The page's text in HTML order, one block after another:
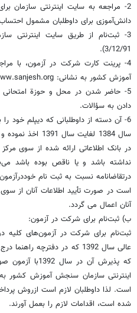
2- مراجعه به سایت اینترنتی سازمان
دانش‌آموزی برای داوطلبان مشمول
3/12/91).
4- پرینت کارت‌ شرکت در‌ آزمون، با
آموزش کشور‌ به نشانی: www.sanjesh.org در موعد مقرر.
5- حاضر شدن در محل‌ و حوزة
دادن به سؤالات.
6- آن دسته از داوطلبانی که دیپلم
سال 1384 لغایت
در بانک اطلاعاتی ارائه شده از سوی
نداشته باشد و یا ناقص بوده باشد
است در صورت تأیید اطلاعات آنان از
آنان اعمال می گردد.
ب) ثبت‌نام‌ برای‌ شرکت‌ در آزمون:‌
ثبت‌نام برای شرکت در آزمون‌های
عالی سال 1392 که در دفترچه
که پذیرش آن در
است. لذا داوطلبان لازم است ازروش
شده است، اقدامات لازم را بعمل آورند.